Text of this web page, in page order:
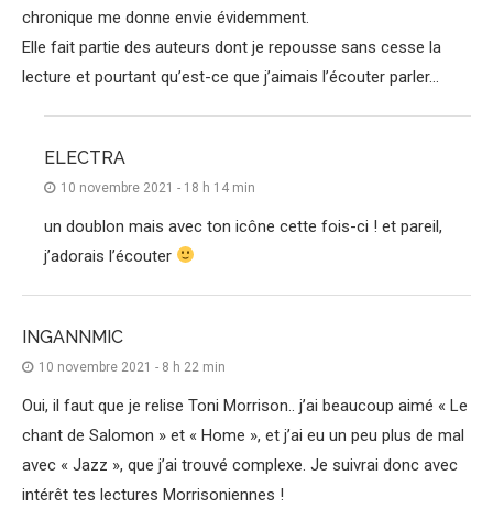
chronique me donne envie évidemment.
Elle fait partie des auteurs dont je repousse sans cesse la
lecture et pourtant qu’est-ce que j’aimais l’écouter parler…
ELECTRA
10 novembre 2021 - 18 h 14 min
un doublon mais avec ton icône cette fois-ci ! et pareil,
j’adorais l’écouter
INGANNMIC
10 novembre 2021 - 8 h 22 min
Oui, il faut que je relise Toni Morrison.. j’ai beaucoup aimé « Le
chant de Salomon » et « Home », et j’ai eu un peu plus de mal
avec « Jazz », que j’ai trouvé complexe. Je suivrai donc avec
intérêt tes lectures Morrisoniennes !